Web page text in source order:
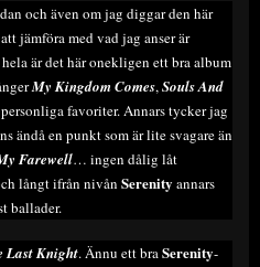
och även om jag diggar den här
jämföra med vad jag anser är
är det här onekligen ett bra album
My Kingdom Comes,Souls And
favoriter. Annars tycker jag
ändå en punkt som är lite svagare än
Farewell… ingen dålig låt
långt ifrån nivån Serenity annars
ballader.
Last Knight. Ännu ett braSerenity-